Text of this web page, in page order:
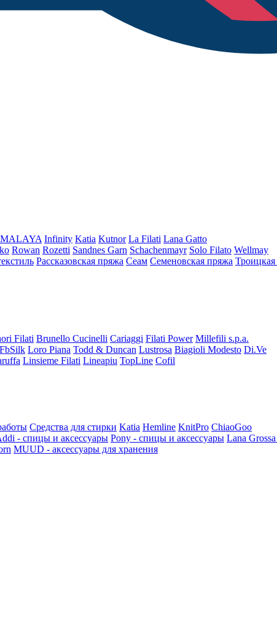
Infinity Katia Kutnor La Filati Lana Gatto
Rowan Rozetti Sandnes Garn Schachenmayr Solo Filato Wellmay
Рассказовская пряжа Сеам Семеновская пряжа Троицкая
Filati Brunello Cucinelli Cariaggi Filati Power Millefili s.p.a.
FbSilk Loro Piana Todd & Duncan Lustrosa Biagioli Modesto Di.Ve
Linsieme Filati Lineapiu TopLine Cofil
Средства для стирки Katia Hemline KnitPro ChiaoGoo
- спицы и аксессуары Pony - спицы и аксессуары Lana
MUUD - аксессуары для хранения